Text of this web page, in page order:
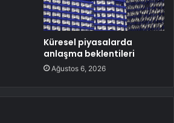
Küresel piyasalarda
anlaşma beklentileri
Ağustos 6, 2026